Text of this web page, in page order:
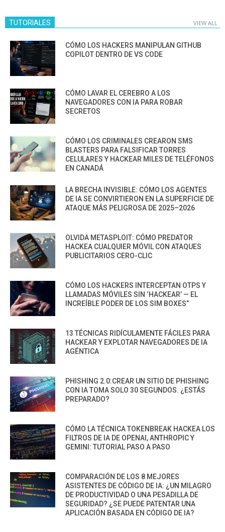
TUTORIALES VIEW ALL
CÓMO LOS HACKERS MANIPULAN GITHUB
COPILOT DENTRO DE VS CODE
CÓMO LAVAR EL CEREBRO A LOS
NAVEGADORES CON IA PARA ROBAR
SECRETOS
CÓMO LOS CRIMINALES CREARON SMS
BLASTERS PARA FALSIFICAR TORRES
CELULARES Y HACKEAR MILES DE TELÉFONOS
EN CANADÁ
LA BRECHA INVISIBLE: CÓMO LOS AGENTES
DE IA SE CONVIRTIERON EN LA SUPERFICIE DE
ATAQUE MÁS PELIGROSA DE 2025–2026
OLVIDA METASPLOIT: CÓMO PREDATOR
HACKEA CUALQUIER MÓVIL CON ATAQUES
PUBLICITARIOS CERO-CLIC
CÓMO LOS HACKERS INTERCEPTAN OTPS Y
LLAMADAS MÓVILES SIN ‘HACKEAR’ — EL
INCREÍBLE PODER DE LOS SIM BOXES”
13 TÉCNICAS RIDÍCULAMENTE FÁCILES PARA
HACKEAR Y EXPLOTAR NAVEGADORES DE IA
AGÉNTICA
PHISHING 2.0:CREAR UN SITIO DE PHISHING
CON IA TOMA SOLO 30 SEGUNDOS. ¿ESTÁS
PREPARADO?
CÓMO LA TÉCNICA TOKENBREAK HACKEA LOS
FILTROS DE IA DE OPENAI, ANTHROPIC Y
GEMINI: TUTORIAL PASO A PASO
COMPARACIÓN DE LOS 8 MEJORES
ASISTENTES DE CÓDIGO DE IA: ¿UN MILAGRO
DE PRODUCTIVIDAD O UNA PESADILLA DE
SEGURIDAD? ¿SE PUEDE PATENTAR UNA
APLICACIÓN BASADA EN CÓDIGO DE IA?